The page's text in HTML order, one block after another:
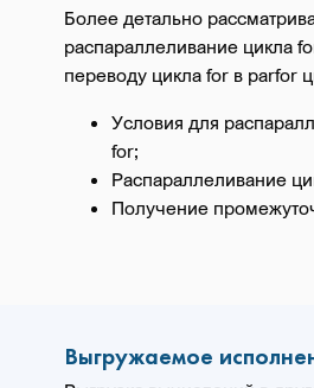
Более детально
распараллеливание цикла
переводу цикла for в parfor
Условия для
for;
Распараллеливание
Получение
Выгружаемое